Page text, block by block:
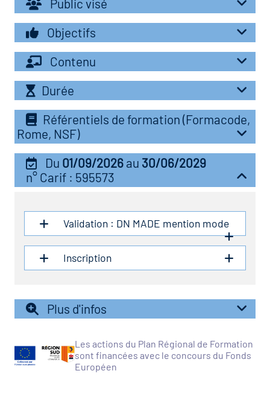
les métiers
clés métiers et
lieu d'information ou
des métiers en
des transitions
de l'Economie
Solidaire (ESS)
du secteur sanitaire
de l'Industrie
emploi-formation
des secteurs
Public visé
Objectifs
Contenu
Durée
Référentiels de formation (Formacode,
Rome, NSF)
Du 01/09/2026 au 30/06/2029
n° Carif : 595573
Validation : DN MADE mention mode
Inscription
Plus d'infos
Les actions du Plan Régional de Formation
sont financées avec le concours du Fonds
Européen